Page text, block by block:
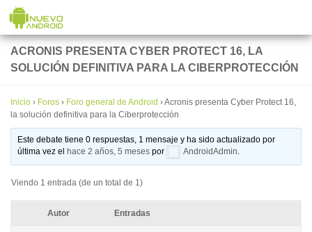
Saltar al contenido
ACRONIS PRESENTA CYBER PROTECT 16, LA
SOLUCIÓN DEFINITIVA PARA LA CIBERPROTECCIÓN
Inicio › Foros › Foro general de Android ›Acronis presenta Cyber Protect 16,
la solución definitiva para la Ciberprotección
Este debate tiene 0 respuestas, 1 mensaje y ha sido actualizado por
última vez el
hace 2 años, 5 meses por AndroidAdmin.
Viendo 1 entrada (de un total de 1)
Autor Entradas